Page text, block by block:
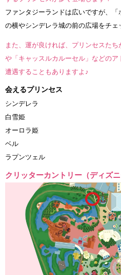
ファンタジーランドは広いですが、
の横やシンデレラ城の前の広場をチェ
また、運が良ければ、プリンセスたち
や「キャッスルカルーセル」などの
遭遇することもありますよ♪
会えるプリンセス
シンデレラ
白雪姫
オーロラ姫
ベル
ラプンツェル
クリッターカントリー（ディズニ